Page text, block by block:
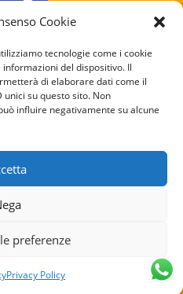
Cookie
tecnologie come i cookie
del dispositivo. Il
di elaborare dati come il
su questo sito. Non
influire negativamente su alcune
preferenze
Privacy Policy
COOKIE
POLICY
PRIVACY